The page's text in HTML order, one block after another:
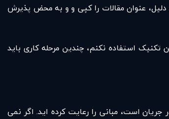
عنوان مقالات را کپی و و به محض پذیرش
استفاده نکنم، چندین مرحله کاری باید
است، مبانی را رعایت کرده اید. اگر نمی